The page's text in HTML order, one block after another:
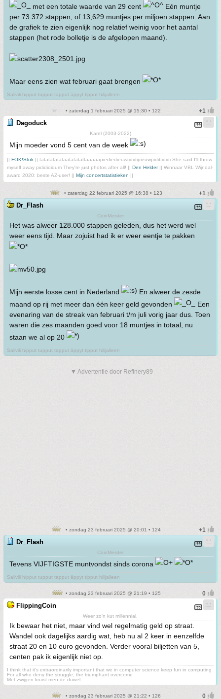
met een totale waarde van 29 cent
Eén muntje
per 73.372 stappen, of 13,629 muntjes per miljoen stappen. Aan
de grafiek te zien eigenlijk nog relatief weinig voor het aantal
stappen (het rode bolletje is de afgelopen maand).
Maar eens zien wat februari gaat brengen
Salivili hipput tupput tapput äppyt tipput hilijalleen
• zaterdag 1 februari 2025 @ 15:30 • 122
Dagoduck
Karel (2003-2022)
Mijn moeder vond 5 cent van de week
|| FOK!Stok || tatatatatataatatatattaaaaapiediedieuwtididipieuwpidibididi She said I'll throw
myself away pididididum They're just photos after all! || Den Helder|| Winnaar VBL Wijndal-
award 2020: beste AZ-user! || Mijn concertstatistieken ||
• zaterdag 22 februari 2025 @ 16:38 • 123
Dr_Flash
CoinMeister
Het was alweer 128.000 stappen geleden, dus het werd wel
weer eens tijd. Maar zojuist had ik er weer eentje te pakken
Mijn eerste losse cent in Nederland
En alweer de zesde
maand op rij met meer dan één keer geld gevonden
Een
evenaring van de streak van februari t/m juli vorig jaar dus. Toen
waren die zes maanden goed voor 18 muntjes in totaal, nu
staan we al op 20
Salivili hipput tupput tapput äppyt tipput hilijalleen
▼ Advertentie door Refinery89
• zondag 23 februari 2025 @ 20:01 • 124
Dr_Flash
CoinMeister
Tevens VIJFTIGSTE muntvondst sinds corona
Salivili hipput tupput tapput äppyt tipput hilijalleen
• zondag 23 februari 2025 @ 21:19 • 125
FlippingCoin
Weer zo'n kut millennial.
Ik bewaar het niet, maar vind wel regelmatig geld op straat.
Wandel ook dagelijks aardig wat, heb nu al 2 keer in eenzelfde
straat 20 en 10 euro gevonden. Verder vooral biljetten van 5,
centen pak ik eigenlijk niet op.
I think that it’s extraordinarily important that we in computer science keep fun in computing
For all who deny the struggle, the triumphant overcome
Met zwijgen kruist men de duivel
• zondag 23 februari 2025 @ 21:22 • 126